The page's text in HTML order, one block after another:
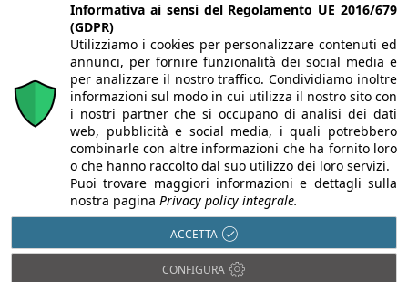
Chi siamo Autori Per la tua pubblicità
Iscriviti alla
newsletter
Infobuild è testata registrata presso il Tribunale di Milano al n° 63
dell’8/3/2013 - ISSN 2282-2267
Informativa ai sensi del Regolamento UE 2016/679
(GDPR)
Utilizziamo i cookies per personalizzare contenuti ed
annunci, per fornire funzionalità dei social media e
per analizzare il nostro traffico. Condividiamo inoltre
informazioni sul modo in cui utilizza il nostro sito con
i nostri partner che si occupano di analisi dei dati
web, pubblicità e social media, i quali potrebbero
combinarle con altre informazioni che ha fornito loro
o che hanno raccolto dal suo utilizzo dei loro servizi.
Puoi trovare maggiori informazioni e dettagli sulla
nostra pagina Privacy policy integrale.
ACCETTA
CONFIGURA